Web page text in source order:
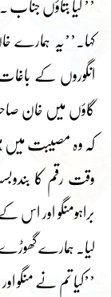
’’ کیا بتاؤں
کہا۔’’یہ
انگوروں کے
گاؤں میں خان
کہ وہ مصیبت میں
وقت رقم کا
براہومنگو اور
لیا۔ ہمارے
’’کیا تم نے منگو